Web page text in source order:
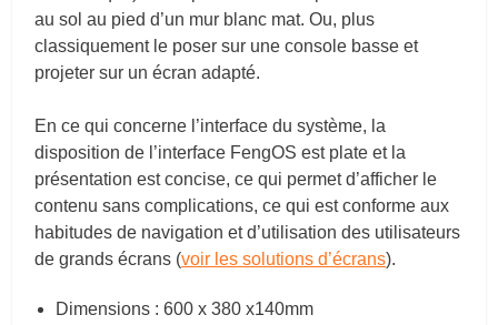
au sol au pied d’un mur blanc mat. Ou, plus
classiquement le poser sur une console basse et
projeter sur un écran adapté.
En ce qui concerne l’interface du système, la
disposition de l’interface FengOS est plate et la
présentation est concise, ce qui permet d’afficher le
contenu sans complications, ce qui est conforme aux
habitudes de navigation et d’utilisation des utilisateurs
de grands écrans (voir les solutions d’écrans).
Dimensions : 600 x 380 x140mm